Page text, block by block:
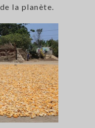
la planète.